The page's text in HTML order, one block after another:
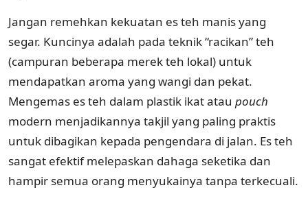
Jangan remehkan kekuatan es teh manis yang
segar. Kuncinya adalah pada teknik “racikan” teh
(campuran beberapa merek teh lokal) untuk
mendapatkan aroma yang wangi dan pekat.
Mengemas es teh dalam plastik ikat atau pouch
modern menjadikannya takjil yang paling praktis
untuk dibagikan kepada pengendara di jalan. Es teh
sangat efektif melepaskan dahaga seketika dan
hampir semua orang menyukainya tanpa terkecuali.